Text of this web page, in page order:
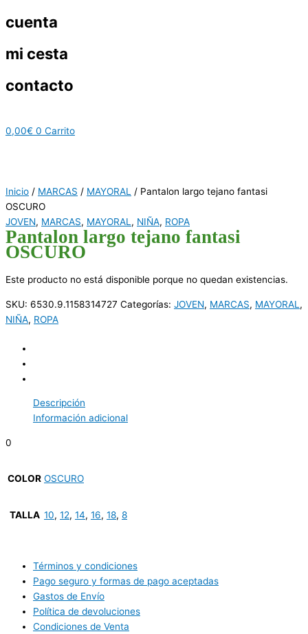
cuenta
mi cesta
contacto
0,00€ 0 Carrito
Inicio / MARCAS / MAYORAL
/ Pantalon largo tejano fantasi
OSCURO
JOVEN, MARCAS, MAYORAL , NIÑA, ROPA
Pantalon largo tejano fantasi
OSCURO
Este producto no está disponible porque no quedan existencias.
SKU: 6530.9.1158314727 Categorías: JOVEN, MARCAS, MAYORAL ,
NIÑA, ROPA
Descripción
Información adicional
0
COLOR OSCURO
TALLA 10, 12, 14, 16, 18, 8
Términos y condiciones
Pago seguro y formas de pago aceptadas
Gastos de Envío
Política de devoluciones
Condiciones de Venta